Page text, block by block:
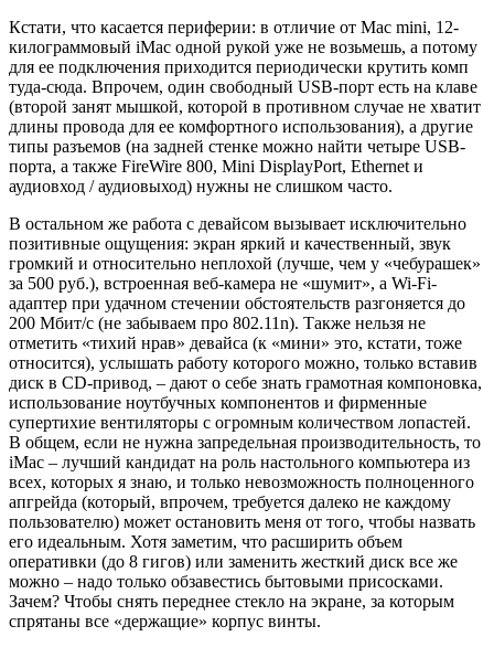
Кстати, что касается периферии: в отличие от Mac mini, 12-
килограммовый iMac одной рукой уже не возьмешь, а потому
для ее подключения приходится периодически крутить комп
туда-сюда. Впрочем, один свободный USB-порт есть на клаве
(второй занят мышкой, которой в противном случае не хватит
длины провода для ее комфортного использования), а другие
типы разъемов (на задней стенке можно найти четыре USB-
порта, а также FireWire 800, Mini DisplayPort, Ethernet и
аудиовход / аудиовыход) нужны не слишком часто.
В остальном же работа с девайсом вызывает исключительно
позитивные ощущения: экран яркий и качественный, звук
громкий и относительно неплохой (лучше, чем у «чебурашек»
за 500 руб.), встроенная веб-камера не «шумит», а Wi-Fi-
адаптер при удачном стечении обстоятельств разгоняется до
200 Мбит/с (не забываем про 802.11n). Также нельзя не
отметить «тихий нрав» девайса (к «мини» это, кстати, тоже
относится), услышать работу которого можно, только вставив
диск в CD-привод, – дают о себе знать грамотная компоновка,
использование ноутбучных компонентов и фирменные
супертихие вентиляторы с огромным количеством лопастей.
В общем, если не нужна запредельная производительность, то
iMac – лучший кандидат на роль настольного компьютера из
всех, которых я знаю, и только невозможность полноценного
апгрейда (который, впрочем, требуется далеко не каждому
пользователю) может остановить меня от того, чтобы назвать
его идеальным. Хотя заметим, что расширить объем
оперативки (до 8 гигов) или заменить жесткий диск все же
можно – надо только обзавестись бытовыми присосками.
Зачем? Чтобы снять переднее стекло на экране, за которым
спрятаны все «держащие» корпус винты.